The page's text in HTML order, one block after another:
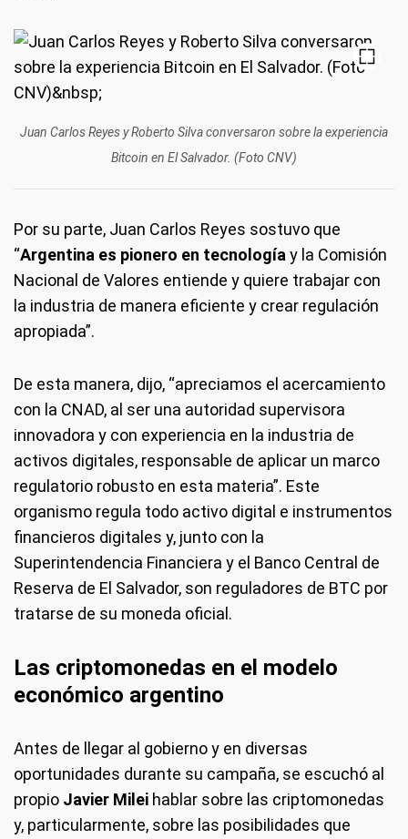
Juan Carlos Reyes y Roberto Silva conversaron sobre la experiencia
Bitcoin en El Salvador. (Foto CNV)
Por su parte, Juan Carlos Reyes sostuvo que
“Argentina es pionero en tecnología y la Comisión
Nacional de Valores entiende y quiere trabajar con
la industria de manera eficiente y crear regulación
apropiada”.
De esta manera, dijo, “apreciamos el acercamiento
con la CNAD, al ser una autoridad supervisora
innovadora y con experiencia en la industria de
activos digitales, responsable de aplicar un marco
regulatorio robusto en esta materia”. Este
organismo regula todo activo digital e instrumentos
financieros digitales y, junto con la
Superintendencia Financiera y el Banco Central de
Reserva de El Salvador, son reguladores de BTC por
tratarse de su moneda oficial.
Las criptomonedas en el modelo
económico argentino
Antes de llegar al gobierno y en diversas
oportunidades durante su campaña, se escuchó al
propio Javier Milei hablar sobre las criptomonedas
y, particularmente, sobre las posibilidades que